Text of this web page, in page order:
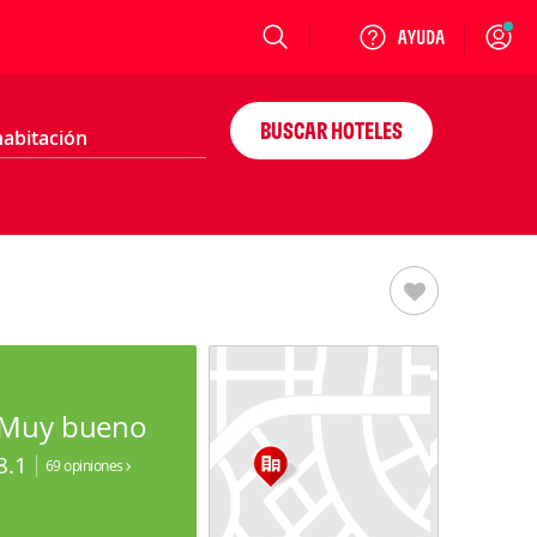
Login
BUSCAR HOTELES
bueno
69 opiniones